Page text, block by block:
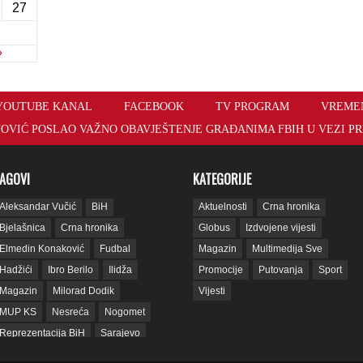
27
KANAL FACEBOOK TV PROGRAM
POSLAO VAŽNO OBAVJEŠTENJE GRAĐANIMA FBIH U VEZI
Aleksandar Vučić
BiH
Bjelašnica
Crna hronika
Elmedin Konaković
Fudbal
Hadžići
Ibro Berilo
Ilidža
Magazin
Milorad Dodik
MUP KS
Nesreća
Nogomet
Reprezentacija BiH
Sarajevo
KATEGORIJE
Aktuelnosti
Crna hronika
Globus
Izdvojene vijesti
Magazin
Multimedija Sve
Promocije
Putovanja
Sport
Vijesti